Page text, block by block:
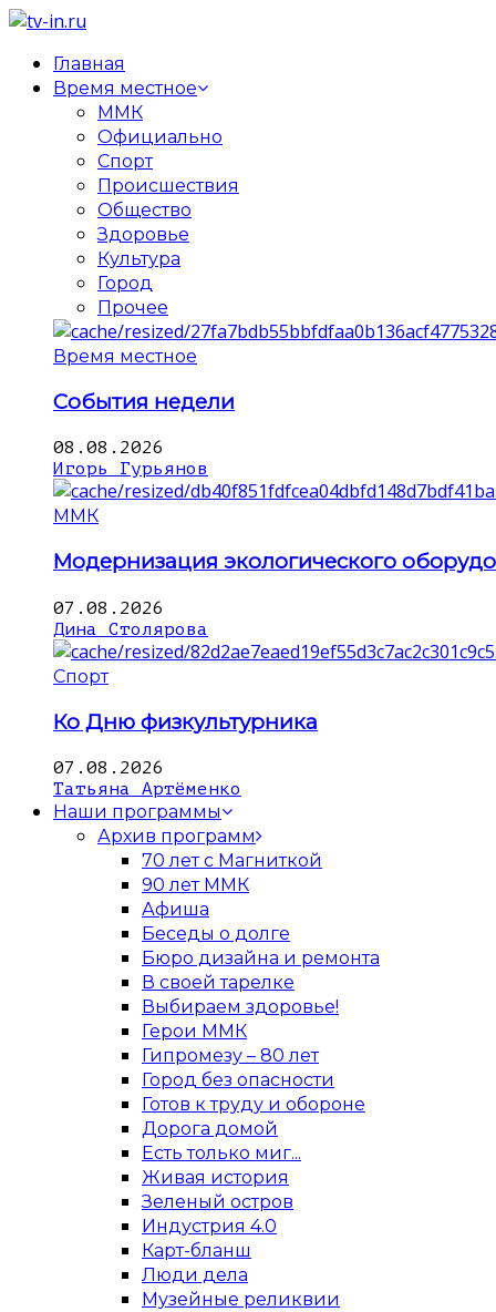
Главная
Время местное
ММК
Официально
Спорт
Происшествия
Общество
Здоровье
Культура
Город
Прочее
Время местное
События недели
08.08.2026
Игорь Гурьянов
ММК
Модернизация экологического
07.08.2026
Дина Столярова
Спорт
Ко Дню физкультурника
07.08.2026
Татьяна Артёменко
Наши программы
Архив программ
70 лет с Магниткой
90 лет ММК
Афиша
Беседы о долге
Бюро дизайна и ремонта
В своей тарелке
Выбираем здоровье!
Герои ММК
Гипромезу – 80 лет
Город без опасности
Готов к труду и обороне
Дорога домой
Есть только миг...
Живая история
Зеленый остров
Индустрия 4.0
Карт-бланш
Люди дела
Музейные реликвии